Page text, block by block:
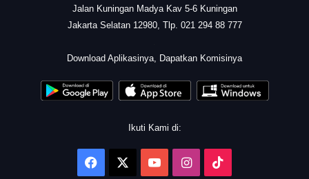
Jalan Kuningan Madya Kav 5-6 Kuningan
Jakarta Selatan 12980, Tlp. 021 294 88 777
Download Aplikasinya, Dapatkan Komisinya
Ikuti Kami di:
Facebook YouTubeInstagram